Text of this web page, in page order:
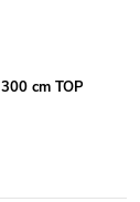
cm TOP